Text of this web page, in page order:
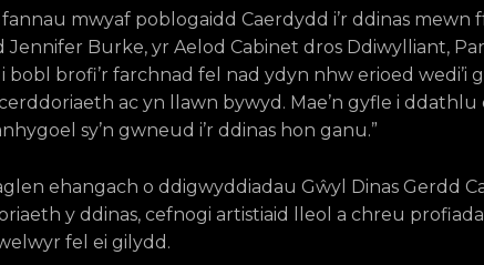
mwyaf poblogaidd Caerdydd i’r ddinas mewn
Jennifer Burke, yr Aelod Cabinet dros Ddiwylliant,
bobl brofi’r farchnad fel nad ydyn nhw erioed wedi’i
ac yn llawn bywyd. Mae’n gyfle i ddathlu
sy’n gwneud i’r ddinas hon ganu.”
ehangach o ddigwyddiadau Gŵyl Dinas Gerdd
y ddinas, cefnogi artistiaid lleol a chreu
fel ei gilydd.